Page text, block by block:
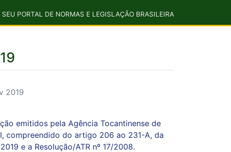
SEU PORTAL DE NORMAS E LEGISLAÇÃO BRASILEIRA
2019
emitidos pela Agência Tocantinense de
compreendido do artigo 206 ao 231-A, da
e a Resolução/ATR nº 17/2008.